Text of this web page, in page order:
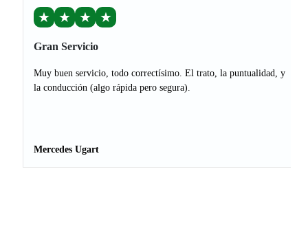
★ ★ ★ ★
Gran Servicio
Muy buen servicio, todo correctísimo. El trato, la puntualidad, y
la conducción (algo rápida pero segura).
Mercedes Ugart